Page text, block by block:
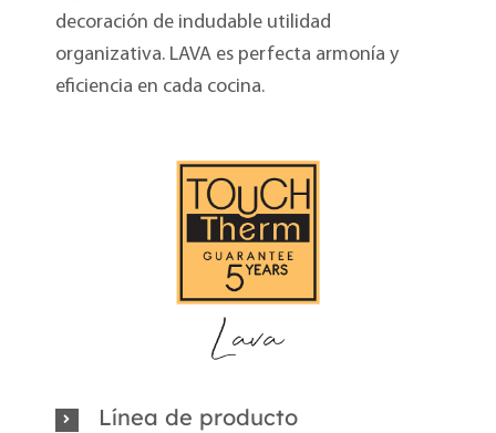
decoración de indudable utilidad
organizativa. LAVA es perfecta armonía y
eficiencia en cada cocina.
Línea de producto